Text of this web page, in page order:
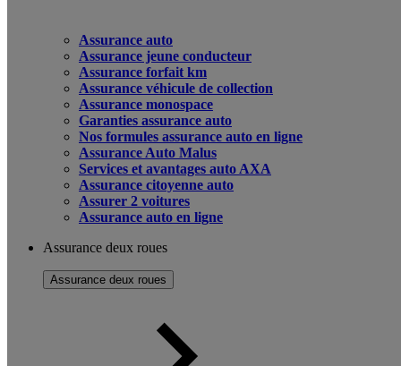
Assurance auto
Assurance jeune conducteur
Assurance forfait km
Assurance véhicule de collection
Assurance monospace
Garanties assurance auto
Nos formules assurance auto en ligne
Assurance Auto Malus
Services et avantages auto AXA
Assurance citoyenne auto
Assurer 2 voitures
Assurance auto en ligne
Assurance deux roues
Assurance deux roues